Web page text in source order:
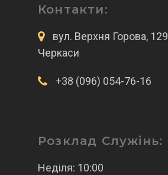
Контакти:
вул. Верхня Горова, 129
Черкаси
+38 (096) 054-76-16
Розклад Служінь:
Неділя: 10:00